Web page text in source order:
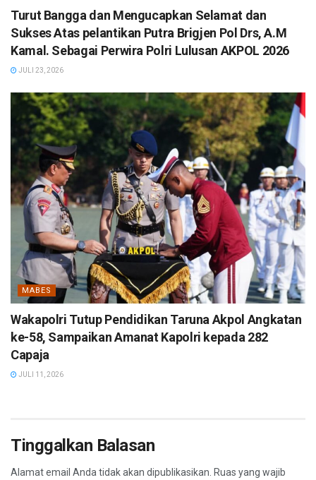
Turut Bangga dan Mengucapkan Selamat dan
Sukses Atas pelantikan Putra Brigjen Pol Drs, A.M
Kamal. Sebagai Perwira Polri Lulusan AKPOL 2026
JULI 23, 2026
MABES
Wakapolri Tutup Pendidikan Taruna Akpol Angkatan
ke-58, Sampaikan Amanat Kapolri kepada 282
Capaja
JULI 11, 2026
Tinggalkan Balasan
Alamat email Anda tidak akan dipublikasikan. Ruas yang wajib